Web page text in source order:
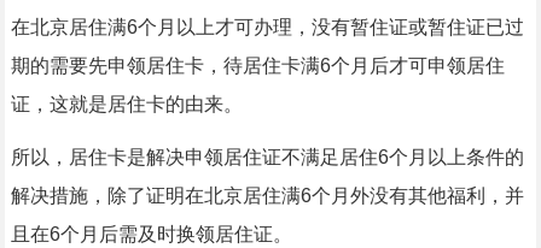
在北京居住满6个月以上才可办理，没有暂住证或暂住证已过
期的需要先申领居住卡，待居住卡满6个月后才可申领居住
证，这就是居住卡的由来。
所以，居住卡是解决申领居住证不满足居住6个月以上条件的
解决措施，除了证明在北京居住满6个月外没有其他福利，并
且在6个月后需及时换领居住证。